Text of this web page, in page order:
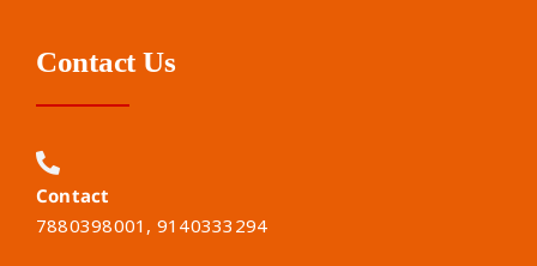
Contact Us
Contact
7880398001, 9140333294